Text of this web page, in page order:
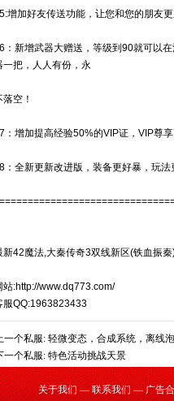
增加好友传送功能，让您和您的朋友
：新增武器大赠送，等级到90就可以
一把，人人有份，永
落空！
：增加提高经验50%的VIP证，VIP尊享
：全新更新改进版，装备更好暴，玩法
新42魔法,大秦传奇3双线新区(铁血振
站:http://www.dq773.com/
服QQ:1963823433
一个私服: 轻微变态，合成系统，离线泡
一个私服: 特色活动挑战天景
关于我们 — 联系我们 — 广告